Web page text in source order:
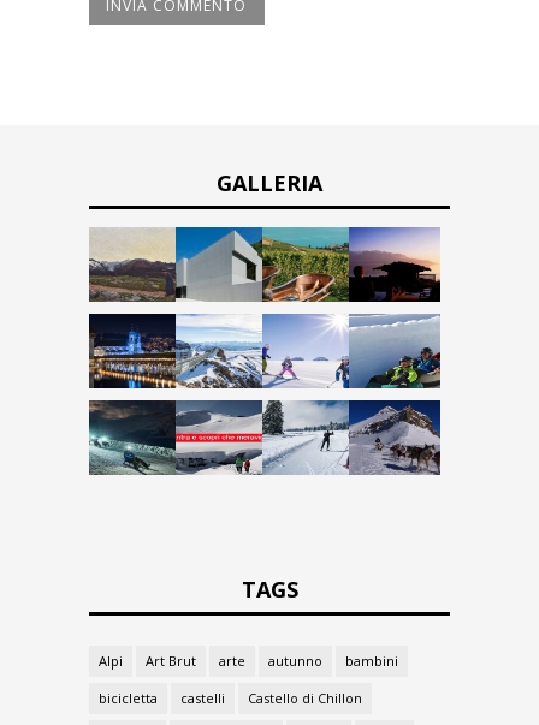
GALLERIA
TAGS
Alpi Art Brut arte autunno bambini
bicicletta castelli Castello di Chillon